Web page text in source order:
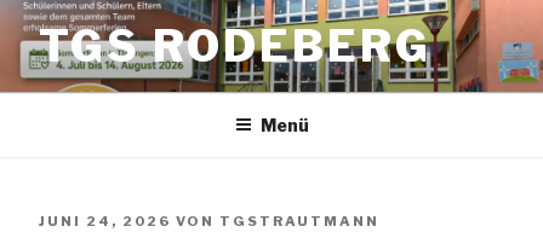
Zum
Inhalt
springenTGS RODEBERG
Menü
VERÖFFENTLICHT
JUNI 24, 2026 VON TGSTRAUTMANN